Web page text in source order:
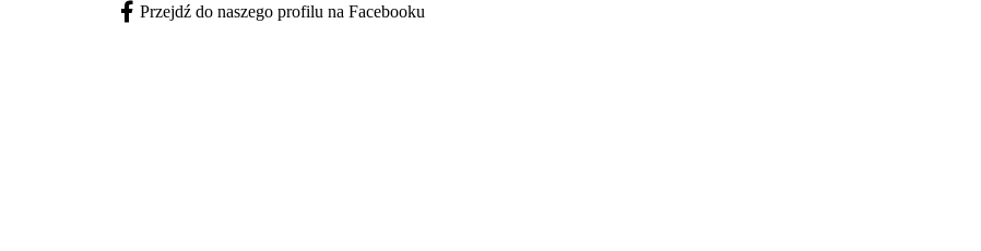
Facebook - otwiera się w nowej karcie
Przejdź do naszego profilu na Facebooku